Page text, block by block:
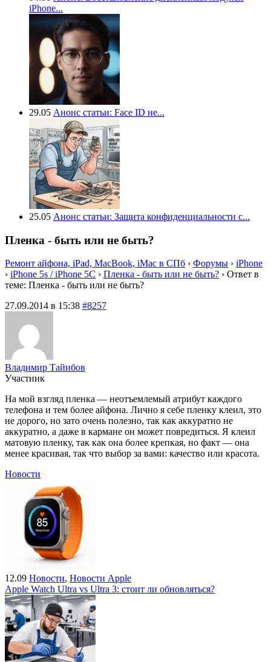
iPhone...
29.05 Анонс статьи: Face ID не...
25.05 Анонс статьи: Защита конфиденциальности с...
Пленка - быть или не быть?
Ремонт айфона, iPad, MacBook, iMac в СПб › Форумы › iPhone
› iPhone 5s / iPhone 5C › Пленка - быть или не быть? › Ответ в
теме: Пленка - быть или не быть?
27.09.2014 в 15:38 #8257
Владимир Тайибов
Участник
На мой взгляд пленка — неотъемлемый атрибут каждого
телефона и тем более айфона. Лично я себе пленку клеил, это
не дорого, но зато очень полезно, так как аккуратно не
аккуратно, а даже в кармане он может повредиться. Я клеил
матовую пленку, так как она более крепкая, но факт — она
менее красивая, так что выбор за вами: качество или красота.
Новости
12.09 Новости, Новости Apple
Apple Watch Ultra vs Ultra 3: стоит ли обновляться?